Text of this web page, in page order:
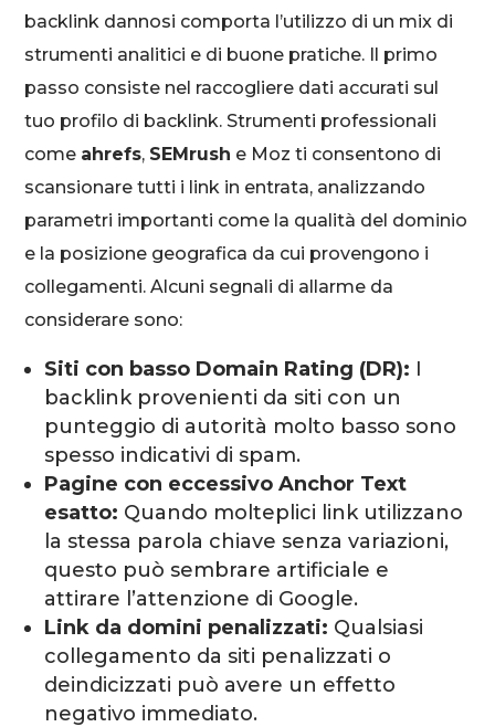
backlink dannosi comporta l’utilizzo di un mix di
strumenti analitici e di buone pratiche. Il primo
passo consiste nel raccogliere dati accurati sul
tuo profilo di backlink. Strumenti professionali
come ahrefs, SEMrush e Moz ti consentono di
scansionare tutti i link in entrata, analizzando
parametri importanti come la qualità del dominio
e la posizione geografica da cui provengono i
collegamenti. Alcuni segnali di allarme da
considerare sono:
Siti con basso Domain Rating (DR): I
backlink provenienti da siti con un
punteggio di autorità molto basso sono
spesso indicativi di spam.
Pagine con eccessivo Anchor Text
esatto: Quando molteplici link utilizzano
la stessa parola chiave senza variazioni,
questo può sembrare artificiale e
attirare l’attenzione di Google.
Link da domini penalizzati: Qualsiasi
collegamento da siti penalizzati o
deindicizzati può avere un effetto
negativo immediato.